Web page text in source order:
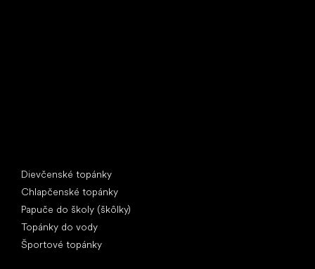
Dievčenské topánky
Chlapčenské topánky
Papuče do školy (škôlky)
Topánky do vody
Športové topánky